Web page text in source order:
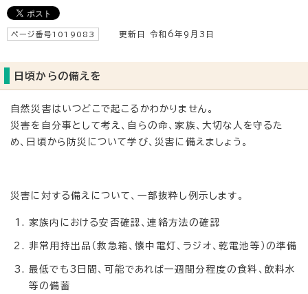
ページ番号1019083 更新日 令和6年9月3日
日頃からの備えを
自然災害はいつどこで起こるかわかりません。
災害を自分事として考え、自らの命、家族、大切な人を守るた
め、日頃から防災について学び、災害に備えましょう。
災害に対する備えについて、一部抜粋し例示します。
家族内における安否確認、連絡方法の確認
非常用持出品（救急箱、懐中電灯、ラジオ、乾電池等）の準備
最低でも3日間、可能であれば一週間分程度の食料、飲料水
等の備蓄